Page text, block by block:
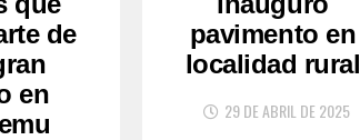
de
en
pavimento en
localidad rural
29 DE ABRIL DE 2025